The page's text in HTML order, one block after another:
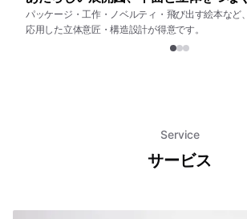
パッケージ・工作・ノベルティ・ 飛び出す絵本など、
応用した立体意匠・構造設計が得意です。
Service
サービス